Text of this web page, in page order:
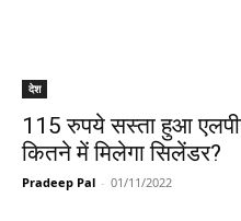
देश
115 रुपये सस्ता हुआ
कितने में मिलेगा सिलेंडर?
Pradeep Pal - 01/11/2022